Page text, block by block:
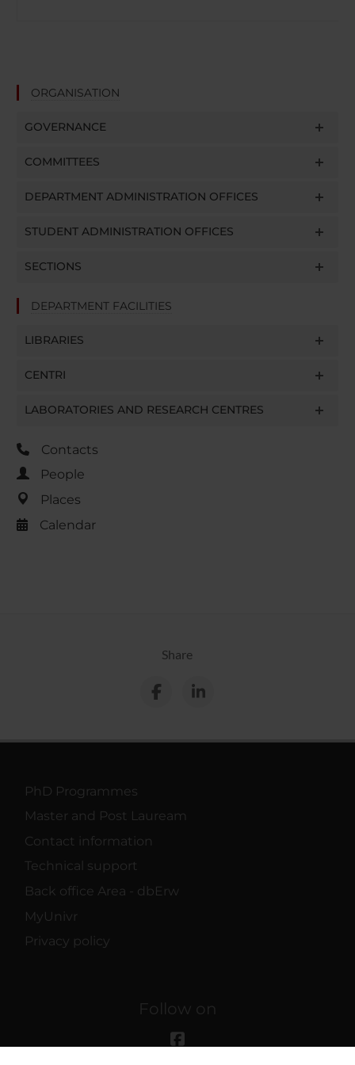
ORGANISATION
GOVERNANCE
COMMITTEES
DEPARTMENT ADMINISTRATION OFFICES
STUDENT ADMINISTRATION OFFICES
SECTIONS
DEPARTMENT FACILITIES
LIBRARIES
CENTRI
LABORATORIES AND RESEARCH CENTRES
Contacts
People
Places
Calendar
Share
PhD Programmes
Master and Post Lauream
Contact information
Technical support
Back office Area - dbErw
MyUnivr
Privacy policy
Follow on